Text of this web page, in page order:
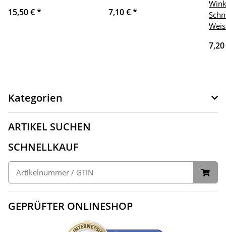
15,50 €* 7,10 €*
Kategorien
ARTIKEL SUCHEN
SCHNELLKAUF
GEPRÜFTER ONLINESHOP